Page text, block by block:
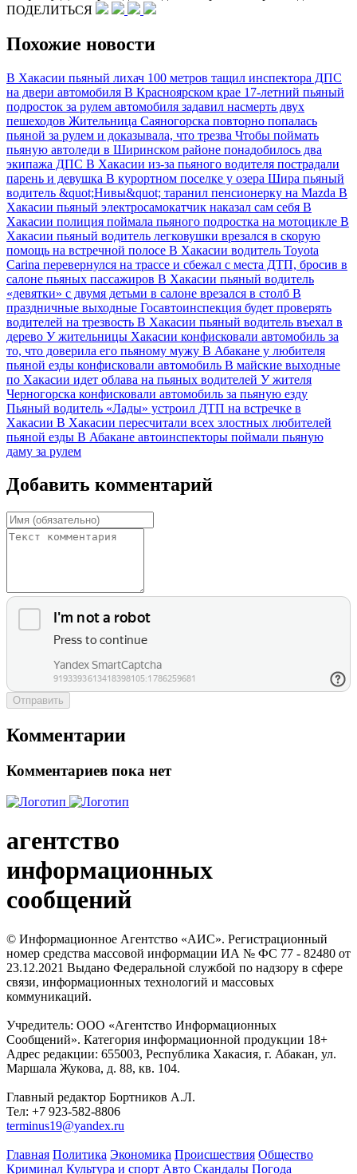
ПОДЕЛИТЬСЯ
Похожие новости
В Хакасии пьяный лихач 100 метров тащил инспектора ДПС
на двери автомобиля В Красноярском крае 17-летний пьяный
подросток за рулем автомобиля задавил насмерть двух
пешеходов Жительница Саяногорска повторно попалась
пьяной за рулем и доказывала, что трезва Чтобы поймать
пьяную автоледи в Ширинском районе понадобилось два
экипажа ДПС В Хакасии из-за пьяного водителя пострадали
парень и девушка В курортном поселке у озера Шира пьяный
водитель &quot;Нивы&quot; таранил пенсионерку на Mazda В
Хакасии пьяный электросамокатчик наказал сам себя В
Хакасии полиция поймала пьяного подростка на мотоцикле В
Хакасии пьяный водитель легковушки врезался в скорую
помощь на встречной полосе В Хакасии водитель Toyota
Carina перевернулся на трассе и сбежал с места ДТП, бросив в
салоне пьяных пассажиров В Хакасии пьяный водитель
«девятки» с двумя детьми в салоне врезался в столб В
праздничные выходные Госавтоинспекция будет проверять
водителей на трезвость В Хакасии пьяный водитель въехал в
дерево У жительницы Хакасии конфисковали автомобиль за
то, что доверила его пьяному мужу В Абакане у любителя
пьяной езды конфисковали автомобиль В майские выходные
по Хакасии идет облава на пьяных водителей У жителя
Черногорска конфисковали автомобиль за пьяную езду
Пьяный водитель «Лады» устроил ДТП на встречке в
Хакасии В Хакасии пересчитали всех злостных любителей
пьяной езды В Абакане автоинспекторы поймали пьяную
даму за рулем
Добавить комментарий
Отправить
Комментарии
Комментариев пока нет
агентство
информационных
сообщений
© Информационное Агентство «АИС». Регистрационный
номер средства массовой информации ИА № ФС 77 - 82480 от
23.12.2021 Выдано Федеральной службой по надзору в сфере
связи, информационных технологий и массовых
коммуникаций.
Учредитель: ООО «Агентство Информационных
Сообщений». Категория информационной продукции 18+
Адрес редакции: 655003, Республика Хакасия, г. Абакан, ул.
Маршала Жукова, д. 88, кв. 104.
Главный редактор Бортников А.Л.
Тел: +7 923-582-8806
terminus19@yandex.ru
Главная Политика Экономика Происшествия Общество
Криминал Культура и спорт Авто Скандалы Погода